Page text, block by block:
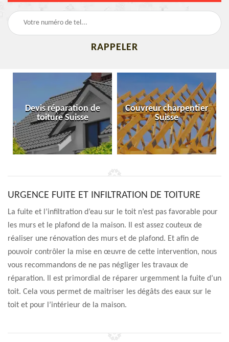
Devis réparation de
toiture Suisse
Couvreur charpentier
Suisse
URGENCE FUITE ET INFILTRATION DE TOITURE
La fuite et l’infiltration d’eau sur le toit n’est pas favorable pour
les murs et le plafond de la maison. Il est assez couteux de
réaliser une rénovation des murs et de plafond. Et afin de
pouvoir contrôler la mise en œuvre de cette intervention, nous
vous recommandons de ne pas négliger les travaux de
réparation. Il est primordial de réparer urgemment la fuite d’un
toit. Cela vous permet de maitriser les dégâts des eaux sur le
toit et pour l’intérieur de la maison.